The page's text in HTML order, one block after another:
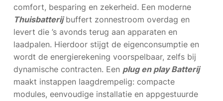
comfort, besparing en zekerheid. Een moderne
Thuisbatterijbuffert zonnestroom overdag en
levert die ’s avonds terug aan apparaten en
laadpalen. Hierdoor stijgt de eigenconsumptie en
wordt de energierekening voorspelbaar, zelfs bij
dynamische contracten. Een plug en play Batterij
maakt instappen laagdrempelig: compacte
modules, eenvoudige installatie en appgestuurde